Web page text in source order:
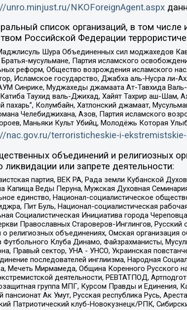
unro.minjust.ru/NKOForeignAgent.aspx
список организаций, в том числе
Российской Федерации
Шура Объединенных сил моджахедов
Братья-мусульмане, Партия исламского
реформ, Общество возрождения исламского
Исламское государство, Джабха аль-Нусра
Синрике, Муджахеды джамаата Ат-Тавхида
Таухид валь-Джихад, Хайят Тахрир аш-Шам,
пахарь”, Колумбайн, Хатлонский джамаат,
Челебиджихана, Азов, Партия исламского
Маньяки Культ Убийц, Молодёжь Которая
nac.gov.ru/terroristicheskie-i-
объединений и религиозных
ликвидации или запрете деятельности:
партия, ВЕК РА, Рада земли Кубанской
Капища Веды Перуна, Мужская Духовная
единство, Национал-социалистическое
Пит Буль, Национал-социалистическая
Социалистическая Инициатива города
Православных Староверов-Инглингов,
религиозных объединениях, Омская организация
Клуба Динамо, Файзрахманисты,
Правый сектор, УНА - УНСО, Украинская
последователей инглиизма, Народная
Мечеть Мирмамеда, Община Коренного Русского
деятельности, РЕВТАТПОД,
группа МПГ, Курсом Правды и Единения,
пансионат Ак Умут, Русская республика Русь,
Патриотический клуб-Новокузнецк/РПК,